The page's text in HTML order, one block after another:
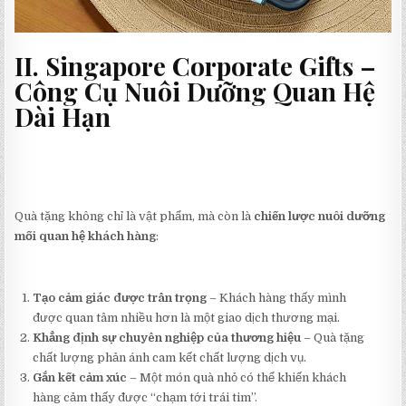
II. Singapore Corporate Gifts –
Công Cụ Nuôi Dưỡng Quan Hệ
Dài Hạn
Quà tặng không chỉ là vật phẩm, mà còn là chiến lược nuôi dưỡng
mối quan hệ khách hàng:
Tạo cảm giác được trân trọng – Khách hàng thấy mình
được quan tâm nhiều hơn là một giao dịch thương mại.
Khẳng định sự chuyên nghiệp của thương hiệu – Quà tặng
chất lượng phản ánh cam kết chất lượng dịch vụ.
Gắn kết cảm xúc – Một món quà nhỏ có thể khiến khách
hàng cảm thấy được “chạm tới trái tim”.